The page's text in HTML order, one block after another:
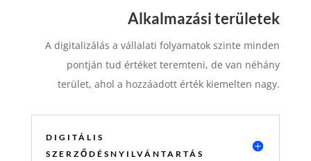
Alkalmazási területek
A digitalizálás a vállalati folyamatok szinte minden
pontján tud értéket teremteni, de van néhány
terület, ahol a hozzáadott érték kiemelten nagy.
DIGITÁLIS
SZERZŐDÉSNYILVÁNTARTÁS